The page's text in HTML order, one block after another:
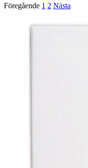
Föregående 1 2 Nästa